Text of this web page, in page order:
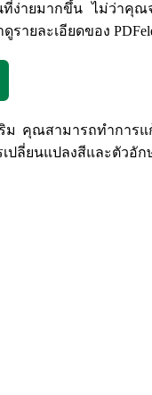
ที่ง่ายมากขึ้น ไม่ว่าคุ
ยละเอียดของ
ริม คุณสามารถทำก
ลี่ยนแปลงสีและตัวอัก